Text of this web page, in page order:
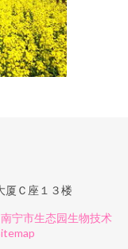
厦Ｃ座１３楼
南宁市生态园生物技术